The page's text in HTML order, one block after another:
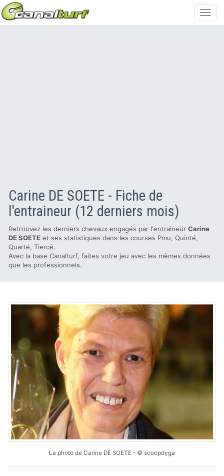
Carine DE SOETE - Fiche de
l'entraineur (12 derniers mois)
Retrouvez les derniers chevaux engagés par l'entraineur Carine
DE SOETE et ses statistiques dans les courses Pmu, Quinté,
Quarté, Tiercé.
Avec la base Canalturf, faites votre jeu avec les mêmes données
que les professionnels.
La photo de Carine DE SOETE - © scoopdyga